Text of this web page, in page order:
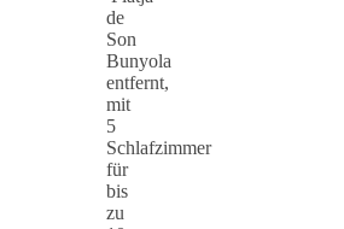
de
Son
Bunyola
entfernt,
mit
5
Schlafzimmer
für
bis
zu